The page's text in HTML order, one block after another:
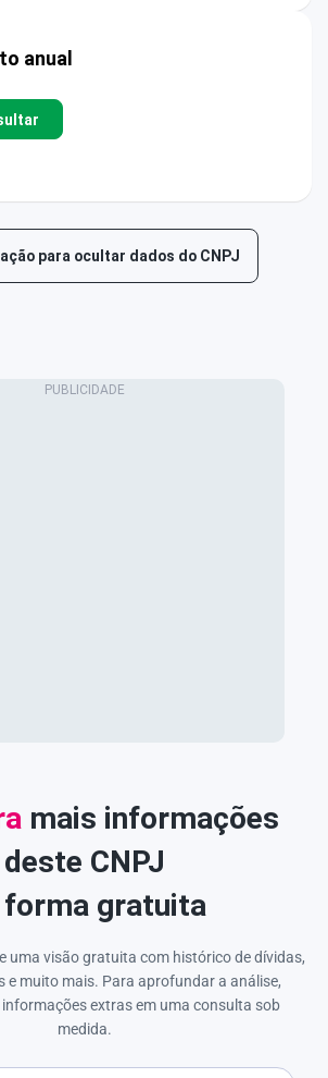
anual
para ocultar dados do CNPJ
mais informações
deste CNPJ
forma gratuita
uma visão gratuita com histórico de dívidas,
e muito mais. Para aprofundar a análise,
extras em uma consulta sob
medida.